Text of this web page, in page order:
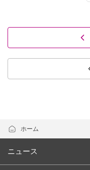
ホーム
ニュース